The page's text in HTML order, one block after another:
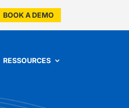
BOOK A DEMO
RESSOURCES